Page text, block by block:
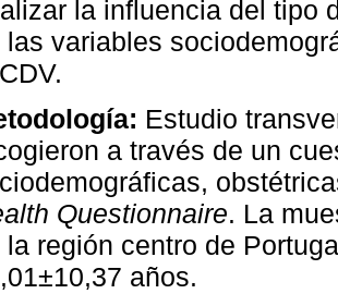
la influencia del tipo
las variables
Estudio
a través de un
Questionnaire. La
la región centro de
años.